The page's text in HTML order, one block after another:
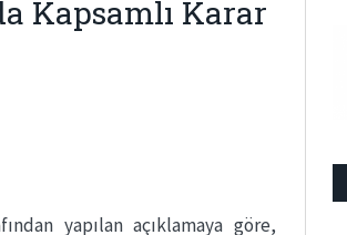
Kapsamlı Karar
yapılan açıklamaya göre,